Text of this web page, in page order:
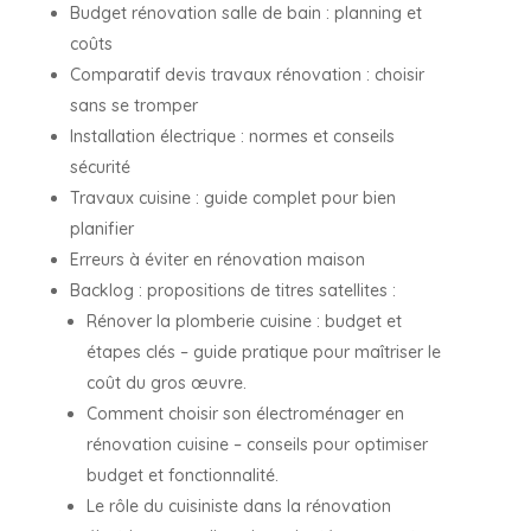
Budget rénovation salle de bain : planning et
coûts
Comparatif devis travaux rénovation : choisir
sans se tromper
Installation électrique : normes et conseils
sécurité
Travaux cuisine : guide complet pour bien
planifier
Erreurs à éviter en rénovation maison
Backlog : propositions de titres satellites :
Rénover la plomberie cuisine : budget et
étapes clés – guide pratique pour maîtriser le
coût du gros œuvre.
Comment choisir son électroménager en
rénovation cuisine – conseils pour optimiser
budget et fonctionnalité.
Le rôle du cuisiniste dans la rénovation